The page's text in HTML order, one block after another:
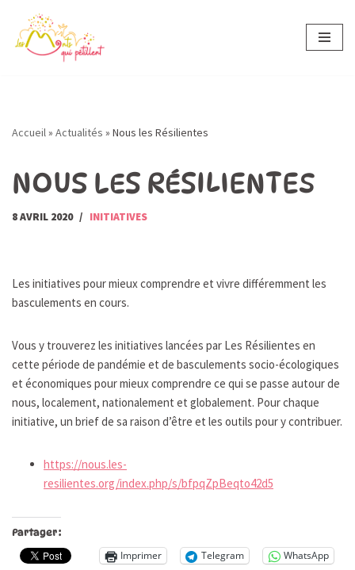
Aller
Accueil» Actualités » Nous les Résilientes
NOUS LES RÉSILIENTES
8 AVRIL 2020 INITIATIVES
Les initiatives pour mieux comprendre et vivre différemment les
basculements en cours.
Vous y trouverez les initiatives lancées par Les Résilientes en
cette période de pandémie et de basculements socio-écologiques
et économiques pour mieux comprendre ce qui se passe autour de
nous, localement, nationalement et globalement. Pour chaque
initiative, un brief de sa raison d’être et les outils pour y contribuer.
https://nous.les-
resilientes.org/index.php/s/bfpqZpBeqto42d5
Partager :
Imprimer Telegram WhatsApp